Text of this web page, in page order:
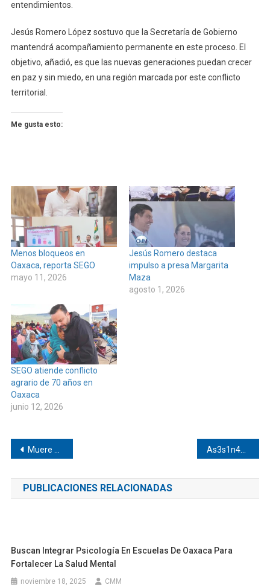
entendimientos.
Jesús Romero López sostuvo que la Secretaría de Gobierno
mantendrá acompañamiento permanente en este proceso. El
objetivo, añadió, es que las nuevas generaciones puedan crecer
en paz y sin miedo, en una región marcada por este conflicto
territorial.
Me gusta esto:
Menos bloqueos en
Oaxaca, reporta SEGO
mayo 11, 2026
Jesús Romero destaca
impulso a presa Margarita
Maza
agosto 1, 2026
SEGO atiende conflicto
agrario de 70 años en
Oaxaca
junio 12, 2026
Navegación
de
entradas
Muere el salinero más longevo de Pinotepa As3s1n4#n a masculino en Pinotepa
PUBLICACIONES RELACIONADAS
Buscan Integrar Psicología En Escuelas De Oaxaca Para
Fortalecer La Salud Mental
noviembre 18, 2025 CMM